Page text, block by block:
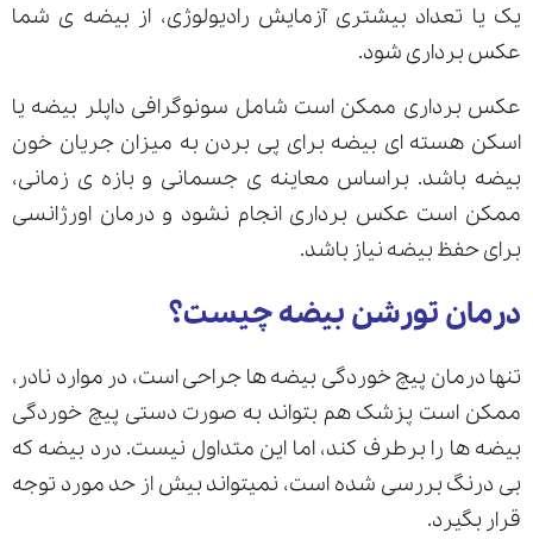
یک یا تعداد بیشتری آزمایش رادیولوژی، از بیضه ی شما
عکس برداری شود.
عکس برداری ممکن است شامل سونوگرافی داپلر بیضه یا
اسکن هسته ای بیضه برای پی بردن به میزان جریان خون
بیضه باشد. براساس معاینه ی جسمانی و بازه ی زمانی،
ممکن است عکس برداری انجام نشود و درمان اورژانسی
برای حفظ بیضه نیاز باشد.
درمان تورشن بیضه چیست؟
تنها درمان پیچ خوردگی بیضه ها جراحی است، در موارد نادر،
ممکن است پزشک هم بتواند به صورت دستی پیچ خوردگی
بیضه ها را برطرف کند، اما این متداول نیست. درد بیضه که
بی درنگ بررسی شده است، نمیتواند بیش از حد مورد توجه
قرار بگیرد.